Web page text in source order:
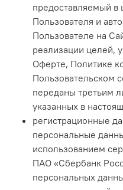
предоставляемый в
Пользователя и
Пользователе на
реализации целей,
Оферте, Политике
Пользовательском
переданы третьим
указанных в
регистрационные
персональные
использованием
ПАО «Сбербанк
персональных